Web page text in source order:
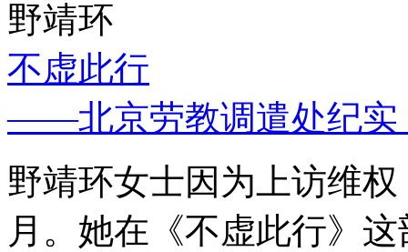
野靖环
不虚此行
——北京劳教调遣处纪实
野靖环女士因为上访维
月。她在《不虚此行》